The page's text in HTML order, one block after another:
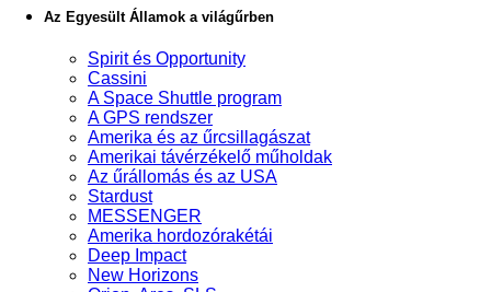
Az Egyesült Államok a világűrben
Spirit és Opportunity
Cassini
A Space Shuttle program
A GPS rendszer
Amerika és az űrcsillagászat
Amerikai távérzékelő műholdak
Az űrállomás és az USA
Stardust
MESSENGER
Amerika hordozórakétái
Deep Impact
New Horizons